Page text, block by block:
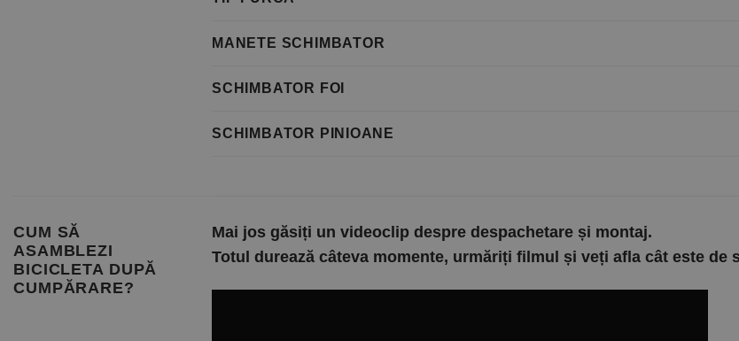
MANETE SCHIMBATOR
SCHIMBATOR FOI
SCHIMBATOR PINIOANE
CUM SĂ
ASAMBLEZI
BICICLETA DUPĂ
CUMPĂRARE?
Mai jos găsiți un videoclip despre despachetare și montaj.
Totul durează câteva momente, urmăriți filmul și veți afla cât este de